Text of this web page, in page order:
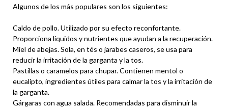
Algunos de los más populares son los siguientes:
Caldo de pollo. Utilizado por su efecto reconfortante.
Proporciona líquidos y nutrientes que ayudan a la recuperación.
Miel de abejas. Sola, en tés o jarabes caseros, se usa para
reducir la irritación de la garganta y la tos.
Pastillas o caramelos para chupar. Contienen mentol o
eucalipto, ingredientes útiles para calmar la tos y la irritación de
la garganta.
Gárgaras con agua salada. Recomendadas para disminuir la